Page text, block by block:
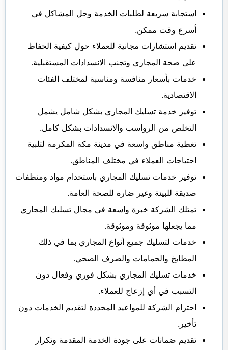
استجابة سريعة لطلبات الخدمة وحل المشاكل في
أسرع وقت ممكن.
تقديم استشارات مجانية للعملاء حول كيفية الحفاظ
على صحة المجاري وتجنب الانسدادات المستقبلية.
خدمات بأسعار منافسة ومناسبة لمختلف الفئات
الاقتصادية.
توفير خدمة تسليك المجاري بشكل شامل يشمل
التخلص من الرواسب والانسدادات بشكل كامل.
تغطية مناطق واسعة في مدينة مكة المكرمة لتلبية
احتياجات العملاء في مختلف المناطق.
توفير خدمات تسليك المجاري باستخدام مواد ومنظفات
صديقة للبيئة وغير ضارة للصحة العامة.
تمتلك الشركة خبرة واسعة في مجال تسليك المجاري
مما يجعلها موثوقة وموثوقة.
خدمات لتسليك جميع أنواع المجاري بما في ذلك
المطابخ والحمامات والصرف الصحي.
خدمات تسليك المجاري بشكل فوري وفعال دون
التسبب في أي إزعاج للعملاء.
احترام الشركة للمواعيد المحددة لتقديم الخدمات دون
تأخير.
تقديم ضمانات على جودة الخدمة المقدمة وتكرار